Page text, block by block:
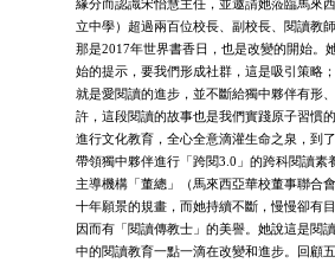
緣分而認識宋怡慧主任，並邀請她蒞臨馬來
立中學）超過兩百位校長、副校長、閱讀教
那是2017年世界書香日，也是改變的開始。
始的提示，要我們形成社群，這是吸引策略
就是愛閱讀的進步，並不斷給獨中夥伴有形
許，這段閱讀的故事也是我們實踐原子習慣
進行文化教育，全心全意滴灌生命之泉，到
帶領獨中夥伴進行「跨閱3.0」的跨科閱讀素
主導機構「董總」（馬來西亞華校董事聯合
十年願景的規畫，而她持續不斷，慢慢卻有
因而有「閱讀傳教士」的美譽。她說這是閱
中的閱讀教育一點一滴在改變和進步。回顧